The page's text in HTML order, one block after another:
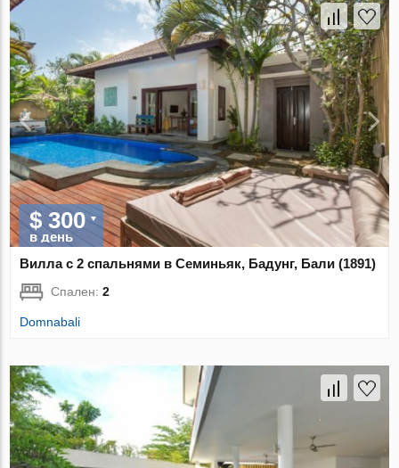
$ 300
в день
Вилла с 2 спальнями в Семиньяк, Бадунг, Бали (1891)
Спален:2
Domnabali